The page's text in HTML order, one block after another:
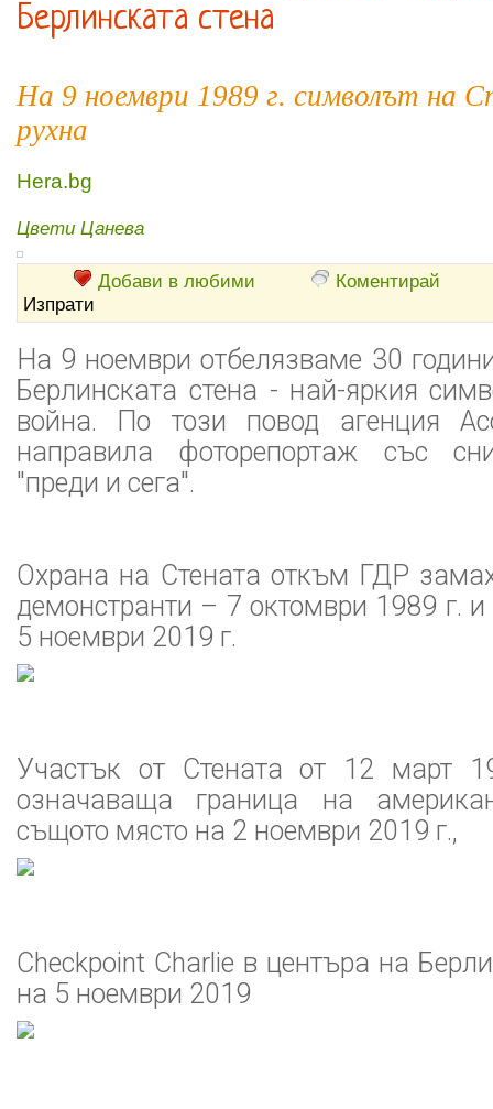
Берлинската стена
На 9 ноември 1989 г. символът на
рухна
Hera.bg
Цвети Цанева
Добави в любими
Коментирай
Изпрати
На 9 ноември отбелязваме 30
Берлинската стена - най-яркия
война. По този повод агенция
направила фоторепортаж със
"преди и сега".
Охрана на Стената откъм ГДР
демонстранти – 7 октомври 1989 г.
5 ноември 2019 г.
Участък от Стената от 12 март
означаваща граница на
същото място на 2 ноември 2019 г.,
Checkpoint Charlie в центъра на
на 5 ноември 2019